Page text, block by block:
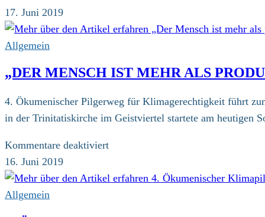
wir
unseren
um?“
auf
Selhorst
17. Juni 2019
Allgemein
„DER MENSCH IST MEHR ALS
4. Ökumenischer Pilgerweg für Klimagerechtigkeit führt
in der Trinitatiskirche im Geistviertel startete am heutigen
Kommentare deaktiviertfür
Mensch
16. Juni 2019
Allgemein